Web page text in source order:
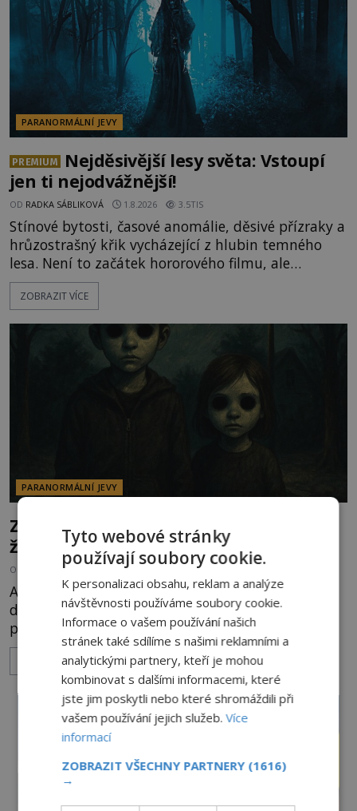
PARANORMÁLNÍ JEVY
PREMIUM
Nejděsivější lesy světa: Vstoupí
jen ti nejodvážnější!
OD RADKA SÁBLIKOVÁ 1.8.2026 3.5TIS
Stínové bytosti, časové anomálie, děsivé přízraky a
hrůzostrašný křik vycházející z hlubin temného
lesa. Není to začátek hororového filmu, ale
události, které popisují návštěvníci lesů, které jsou
označovány jako nejděsivější na světě. Lidé bydlící
vyhýbají! Už jste o těchto lesích slyšeli? A odvážili
byste se je navštívit? [gallery ids="17
ZOBRAZIT VÍCE
PARANORMÁLNÍ JEVY
Záhada děsivých černookých dětí: Je to
žert nebo realita?
OD ANDREA ŠULCOVÁ 29.7.2026 3.2TIS
Americký novinář Brian Bethel postává kolem
desáté večer u svého auta na opuštěném
parkovišti a kouří cigaretu. Když odhodí vajgl a
chystá se nastoupit do auta, přijdou k němu dva
mladí chlapci, kterým může být okolo 14 let.
„Pane, byl byste tak laskav a svezl nás domů? Je to
pouhých několik minut od tohoto parkoviště,“
zeptá se suverénně jeden z nich. P
ZOBRAZIT VÍCE
Tyto webové stránky
používají soubory cookie.
K personalizaci obsahu, reklam a analýze
návštěvnosti používáme soubory cookie.
Informace o vašem používání našich
stránek také sdílíme s našimi reklamními a
analytickými partnery, kteří je mohou
kombinovat s dalšími informacemi, které
jste jim poskytli nebo které shromáždili při
vašem používání jejich služeb.Více
informací
ZOBRAZIT VŠECHNY PARTNERY (1616)
→